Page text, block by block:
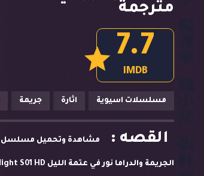
مترجمة
IMDB
7.7
مسلسلات اسيوية اثارة جريمة
القصه :